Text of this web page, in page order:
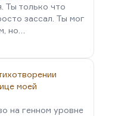
Ты только что
зассал. Ты мог
но…
моей
на генном уровне